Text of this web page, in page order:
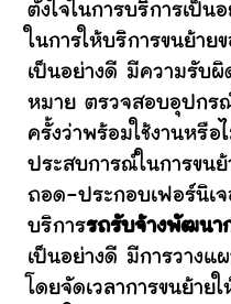
ตั้งใจในการบริการเป็น
ในการให้บริการขนย้า
เป็นอย่างดี มีความรับ
หมาย ตรวจสอบอุปกร
ครั้งว่าพร้อมใช้งานหรื
ประสบการณ์ในการขน
ถอด-ประกอบเฟอร์นิเ
บริการรถรับจ้างพัฒนา
เป็นอย่างดี มีการวางแ
โดยจัดเวลาการขนย้าย